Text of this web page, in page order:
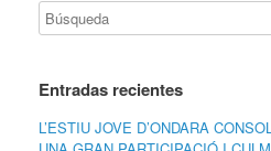
Entradas recientes
L’ESTIU JOVE D’ONDARA